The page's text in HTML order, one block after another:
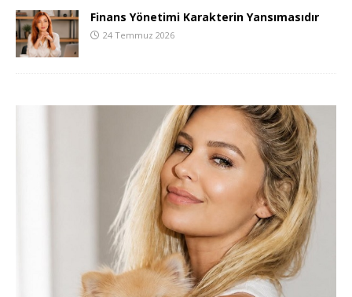
Finans Yönetimi Karakterin Yansımasıdır
24 Temmuz 2026